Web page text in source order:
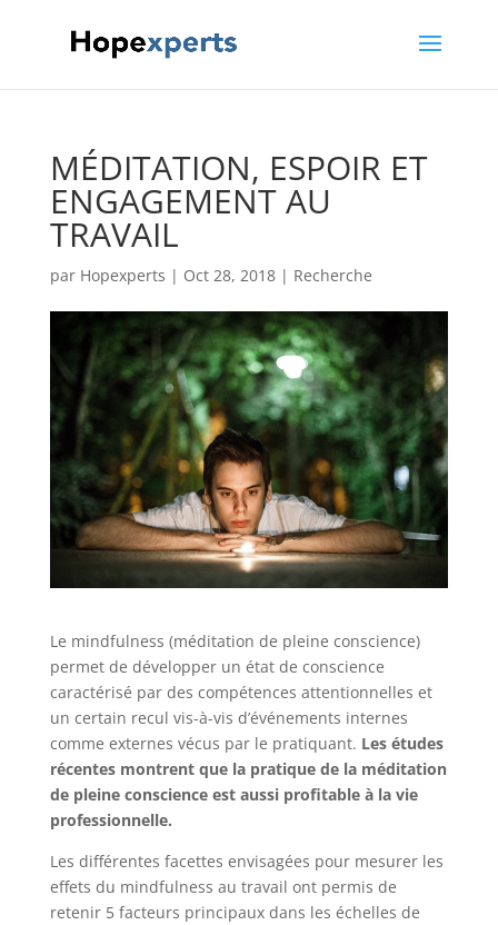
MÉDITATION, ESPOIR ET
ENGAGEMENT AU
TRAVAIL
par Hopexperts | Oct 28, 2018| Recherche
Le mindfulness (méditation de pleine conscience)
permet de développer un état de conscience
caractérisé par des compétences attentionnelles et
un certain recul vis-à-vis d’événements internes
comme externes vécus par le pratiquant. Les études
récentes montrent que la pratique de la méditation
de pleine conscience est aussi profitable à la vie
professionnelle.
Les différentes facettes envisagées pour mesurer les
effets du mindfulness au travail ont permis de
retenir 5 facteurs principaux dans les échelles de